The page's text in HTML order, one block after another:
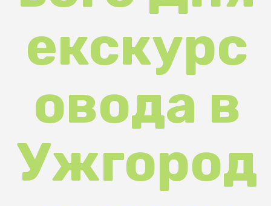
овода в
Ужгород
ському
замку